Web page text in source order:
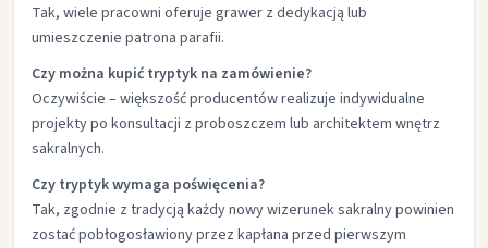
Tak, wiele pracowni oferuje grawer z dedykacją lub
umieszczenie patrona parafii.
Czy można kupić tryptyk na zamówienie?
Oczywiście – większość producentów realizuje indywidualne
projekty po konsultacji z proboszczem lub architektem wnętrz
sakralnych.
Czy tryptyk wymaga poświęcenia?
Tak, zgodnie z tradycją każdy nowy wizerunek sakralny powinien
zostać pobłogosławiony przez kapłana przed pierwszym